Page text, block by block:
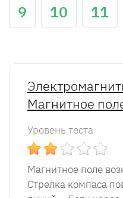
9
10 11
Магнитное
Уровень теста
Магнитное поле
Стрелка компаса